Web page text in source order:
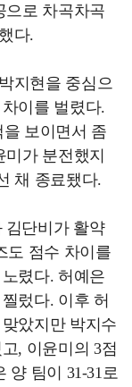
으로 차곡차곡
다.
지현을 중심으
이를 벌렸다.
보이면서 좀
미가 분전했지
채 종료됐다.
김단비가 활약
도 점수 차이를
렸다. 허예은
렀다. 이후 허
았지만 박지수
, 이윤미의 3점
양 팀이 31-31로